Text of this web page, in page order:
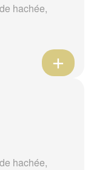
hachée,
hachée,